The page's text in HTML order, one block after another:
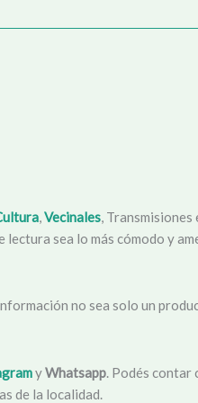
,Vecinales, Transmisiones
sea lo más cómodo y
no sea solo un
yWhatsapp . Podés
de la localidad.